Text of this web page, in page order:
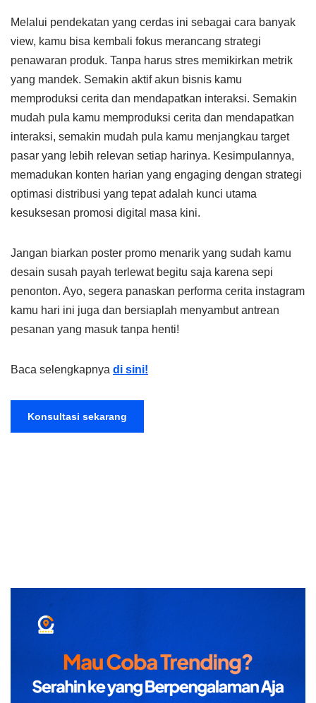
Melalui pendekatan yang cerdas ini sebagai cara banyak
view, kamu bisa kembali fokus merancang strategi
penawaran produk. Tanpa harus stres memikirkan metrik
yang mandek. Semakin aktif akun bisnis kamu
memproduksi cerita dan mendapatkan interaksi. Semakin
mudah pula kamu memproduksi cerita dan mendapatkan
interaksi, semakin mudah pula kamu menjangkau target
pasar yang lebih relevan setiap harinya. Kesimpulannya,
memadukan konten harian yang engaging dengan strategi
optimasi distribusi yang tepat adalah kunci utama
kesuksesan promosi digital masa kini.
Jangan biarkan poster promo menarik yang sudah kamu
desain susah payah terlewat begitu saja karena sepi
penonton. Ayo, segera panaskan performa cerita instagram
kamu hari ini juga dan bersiaplah menyambut antrean
pesanan yang masuk tanpa henti!
Baca selengkapnya di sini!
Konsultasi sekarang